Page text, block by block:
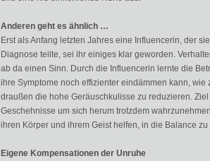
Anderen geht es ähnlich …
Erst als Anfang letzten Jahres eine Influencerin, der
Diagnose teilte, sei ihr einiges klar geworden.
ab da einen Sinn. Durch die Influencerin lernte die
ihre Symptome noch effizienter eindämmen kann,
draußen die hohe Geräuschkulisse zu reduzieren.
Geschehnisse um sich herum trotzdem
ihren Körper und ihrem Geist helfen, in die Balance zu
Eigene Kompensationen der Unruhe